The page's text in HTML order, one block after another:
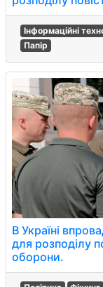
Інформаційні
Папір
В Україні
для розподілу
оборони.